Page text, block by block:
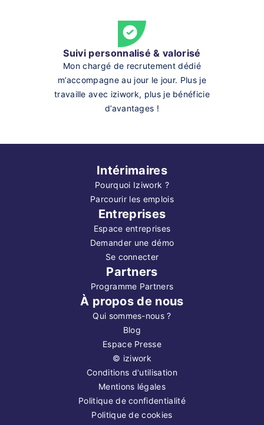
Suivi personnalisé & valorisé
Mon chargé de recrutement dédié
m’accompagne au jour le jour. Plus je
travaille avec iziwork, plus je bénéficie
d’avantages !
Intérimaires
Pourquoi Iziwork ?
Parcourir les emplois
Entreprises
Espace entreprises
Demander une démo
Se connecter
Partners
Programme Partners
À propos de nous
Qui sommes-nous ?
Blog
Espace Presse
© iziwork
Conditions d'utilisation
Mentions légales
Politique de confidentialité
Politique de cookies